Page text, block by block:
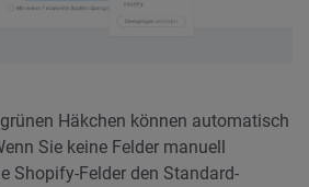
Häkchen können automatisch
Sie keine Felder manuell
Shopify-Felder den Standard-